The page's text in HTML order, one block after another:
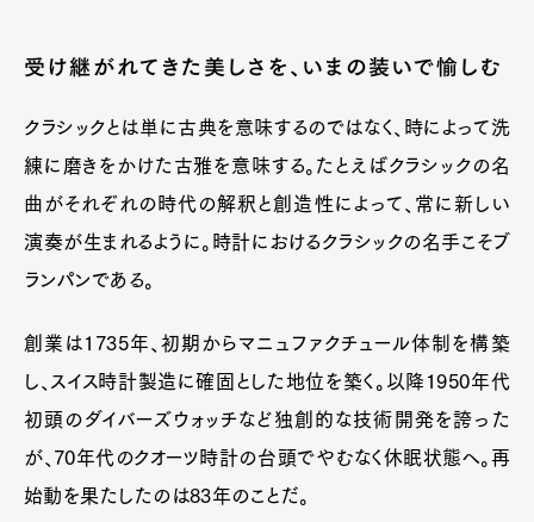
受け継がれてきた美しさを、いまの装いで愉しむ
クラシックとは単に古典を意味するのではなく、時によって洗
練に磨きをかけた古雅を意味する。たとえばクラシックの名
曲がそれぞれの時代の解釈と創造性によって、常に新しい
演奏が生まれるように。時計におけるクラシックの名手こそブ
ランパンである。
創業は1735年、初期からマニュファクチュール体制を構築
し、スイス時計製造に確固とした地位を築く。以降1950年代
初頭のダイバーズウォッチなど独創的な技術開発を誇った
が、70年代のクオーツ時計の台頭でやむなく休眠状態へ。再
始動を果たしたのは83年のことだ。